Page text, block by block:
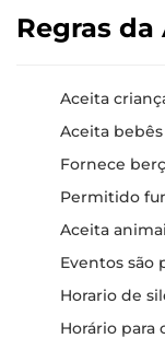
Regras
Aceita
Aceita
Fornece
Permitido
Aceita
Eventos são
Horario de
Horário para